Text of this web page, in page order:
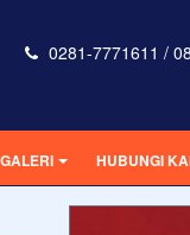
0281-7771611 /
GALERI HUBUNGI